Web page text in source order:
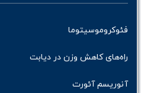
فئوکروموسیتوما
راه‌های کاهش وزن در دیابت
آنوریسم آئورت